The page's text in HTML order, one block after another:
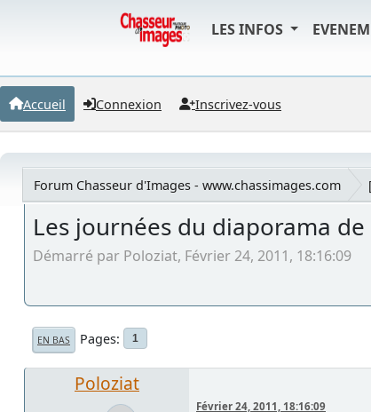
LES INFOS
Accueil Connexion Inscrivez-vous
Forum Chasseur d'Images - www.chassimages.com
Les journées du diaporama
Démarré par Poloziat, Février 24, 2011, 18:16:09
EN BAS Pages 1
Poloziat
Février 24, 2011, 18:16:09